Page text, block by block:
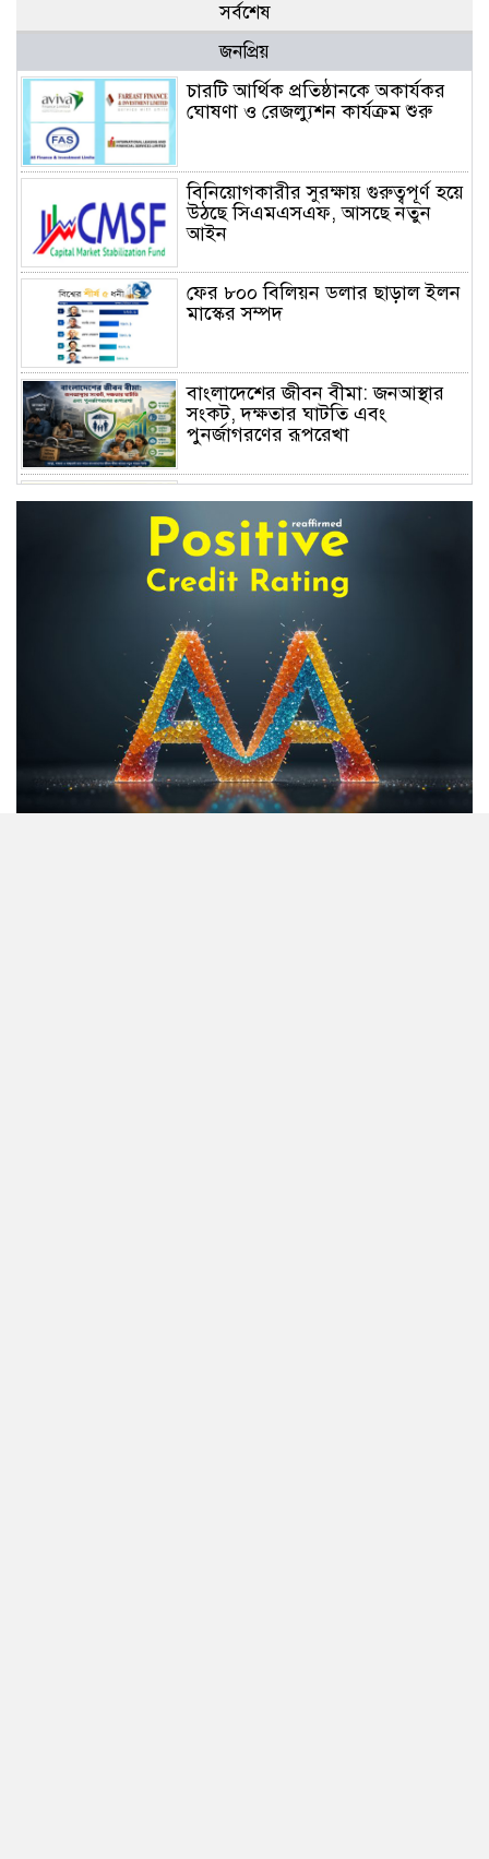
সর্বশেষ
জনপ্রিয়
চারটি আর্থিক প্রতিষ্ঠানকে অকার্যকর
ঘোষণা ও রেজল্যুশন কার্যক্রম শুরু
বিনিয়োগকারীর সুরক্ষায় গুরুত্বপূর্ণ হয়ে
উঠছে সিএমএসএফ, আসছে নতুন
আইন
ফের ৮০০ বিলিয়ন ডলার ছাড়াল ইলন
মাস্কের সম্পদ
বাংলাদেশের জীবন বীমা: জনআস্থার
সংকট, দক্ষতার ঘাটতি এবং
পুনর্জাগরণের রূপরেখা
খুঁজছে ৮ আন্তর্জাতিক প্রতিষ্ঠান